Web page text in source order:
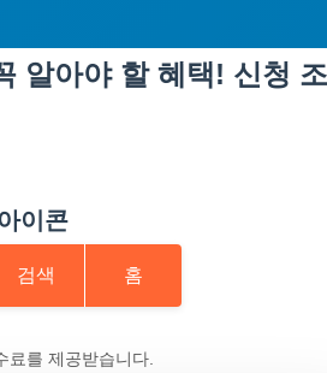
알아야 할 혜택! 신청
검색 홈
를 제공받습니다.